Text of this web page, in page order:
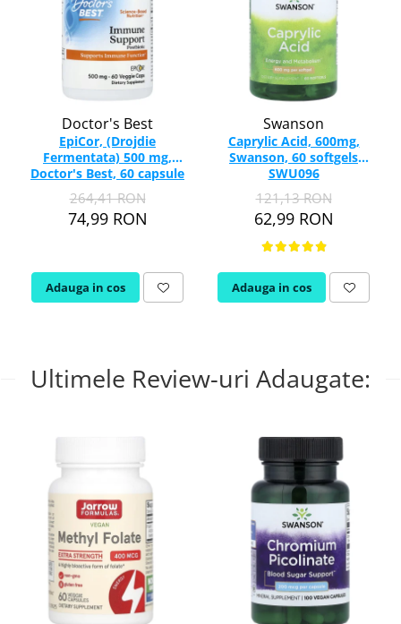
Doctor's Best
EpiCor, (Drojdie
Fermentata) 500 mg,
Doctor's Best, 60 capsule
264,41 RON
74,99 RON
Adauga in cos
Swanson
Caprylic Acid, 600mg,
Swanson, 60 softgels
SWU096
121,13 RON
62,99 RON
Adauga in cos
Ultimele Review-uri Adaugate: